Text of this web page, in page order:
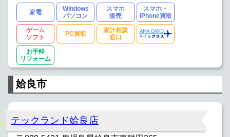
家電
Windows
パソコン
スマホ
販売
スマホ・
iPhone買取
ゲーム
ソフト
PC買取
家計相談
窓口
お手軽
リフォーム
姶良市
テックランド姶良店